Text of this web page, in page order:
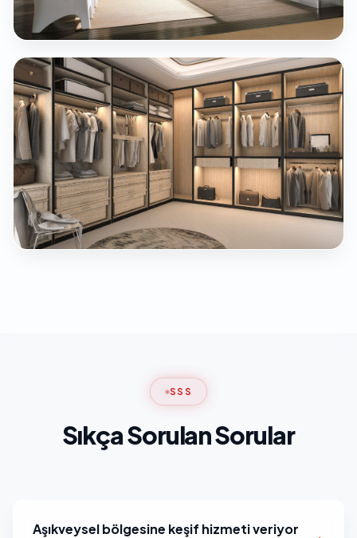
SSS
Sıkça Sorulan Sorular
Aşıkveysel bölgesine keşif hizmeti veriyor